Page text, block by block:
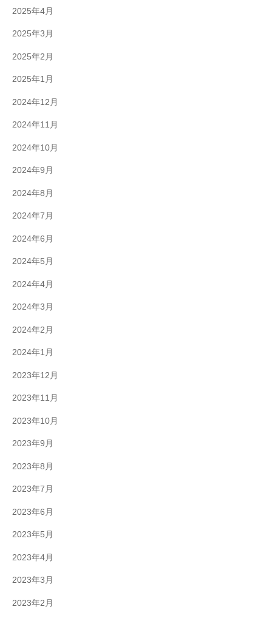
2025年4月
2025年3月
2025年2月
2025年1月
2024年12月
2024年11月
2024年10月
2024年9月
2024年8月
2024年7月
2024年6月
2024年5月
2024年4月
2024年3月
2024年2月
2024年1月
2023年12月
2023年11月
2023年10月
2023年9月
2023年8月
2023年7月
2023年6月
2023年5月
2023年4月
2023年3月
2023年2月